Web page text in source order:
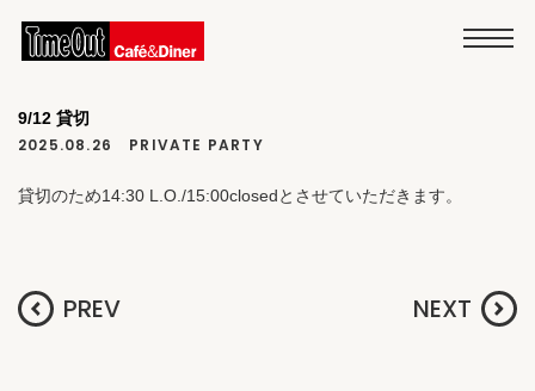
9/12 貸切
2025.08.26 PRIVATE PARTY
貸切のため14:30 L.O./15:00closedとさせていただきます。